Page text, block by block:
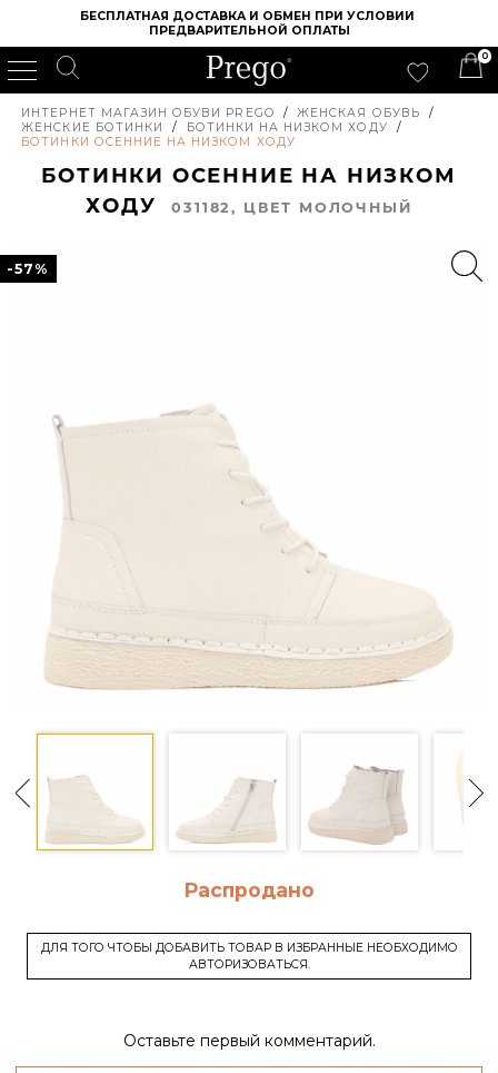
БЕСПЛАТНАЯ ДОСТАВКА И ОБМЕН ПРИ УСЛОВИИ
ПРЕДВАРИТЕЛЬНОЙ ОПЛАТЫ
0
ИНТЕРНЕТ МАГАЗИН ОБУВИ PREGO / ЖЕНСКАЯ ОБУВЬ
/
ЖЕНСКИЕ БОТИНКИ
/ БОТИНКИ НА НИЗКОМ ХОДУ
/
БОТИНКИ ОСЕННИЕ НА НИЗКОМ ХОДУ
БОТИНКИ ОСЕННИЕ НА НИЗКОМ
ХОДУ031182, ЦВЕТ МОЛОЧНЫЙ
-57%
Распродано
ДЛЯ ТОГО ЧТОБЫ ДОБАВИТЬ ТОВАР В ИЗБРАННЫЕ НЕОБХОДИМО
АВТОРИЗОВАТЬСЯ.
Оставьте первый комментарий.